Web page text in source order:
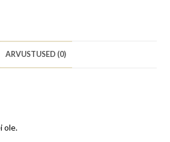
ARVUSTUSED (0)
ole.